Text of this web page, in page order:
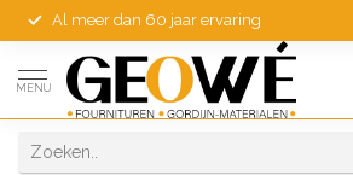
Al meer dan 60 jaar ervaring
MENU